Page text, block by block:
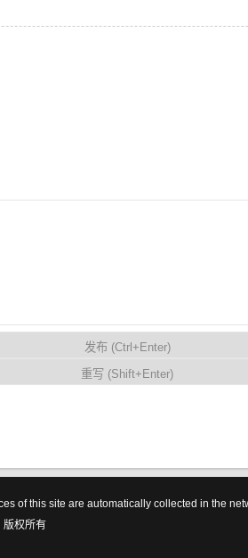
of this site are automatically collected in the
版权所有